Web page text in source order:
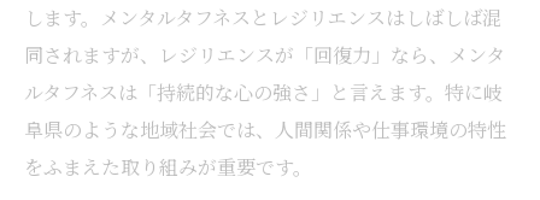
メンタル強化に役立つ心理テクニック
自己肯定感を高めるメンタル習慣の作り方
メンタルタフネス向上に効く思考法とは
日常で実践できるメンタル維持の工夫
ストレス耐性を養うメンタルの鍛え方
します。メンタルタフネスとレジリエンスはしばしば混
同されますが、レジリエンスが「回復力」なら、メンタ
ルタフネスは「持続的な心の強さ」と言えます。特に岐
阜県のような地域社会では、人間関係や仕事環境の特性
をふまえた取り組みが重要です。